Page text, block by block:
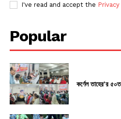
I've read and accept the
Popular
কর্ণেল তাহের’র